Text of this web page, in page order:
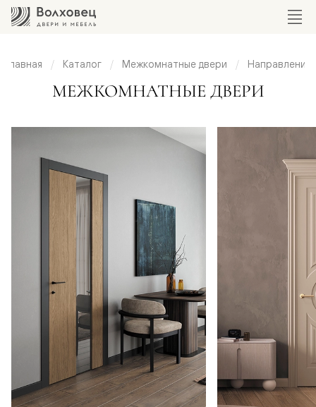
Главная Каталог Межкомнатные двери Направления
МЕЖКОМНАТНЫЕ ДВЕРИ